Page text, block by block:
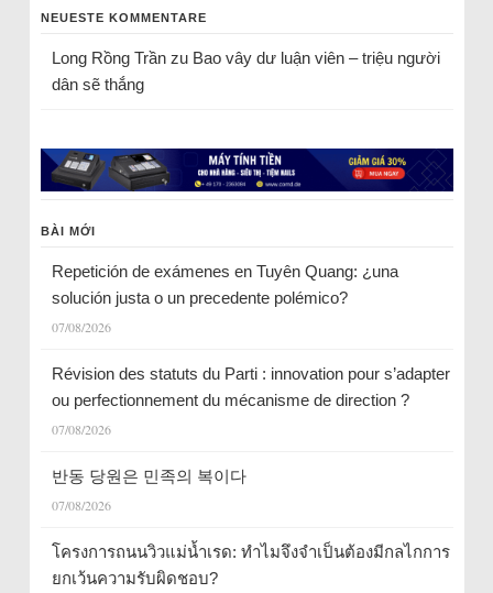
NEUESTE KOMMENTARE
Long Rồng Trầnzu Bao vây dư luận viên – triệu người
dân sẽ thắng
BÀI MỚI
Repetición de exámenes en Tuyên Quang: ¿una
solución justa o un precedente polémico?
07/08/2026
Révision des statuts du Parti : innovation pour s’adapter
ou perfectionnement du mécanisme de direction ?
07/08/2026
반동 당원은 민족의 복이다
07/08/2026
โครงการถนนวิวแม่น้ำเรด: ทำไมจึงจำเป็นต้องมีกลไกการ
ยกเว้นความรับผิดชอบ?